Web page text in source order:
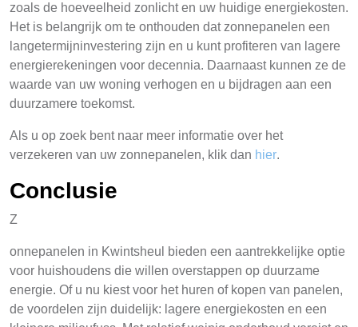
zoals de hoeveelheid zonlicht en uw huidige energiekosten.
Het is belangrijk om te onthouden dat zonnepanelen een
langetermijninvestering zijn en u kunt profiteren van lagere
energierekeningen voor decennia. Daarnaast kunnen ze de
waarde van uw woning verhogen en u bijdragen aan een
duurzamere toekomst.
Als u op zoek bent naar meer informatie over het
verzekeren van uw zonnepanelen, klik dan hier.
Conclusie
Z
onnepanelen in Kwintsheul bieden een aantrekkelijke optie
voor huishoudens die willen overstappen op duurzame
energie. Of u nu kiest voor het huren of kopen van panelen,
de voordelen zijn duidelijk: lagere energiekosten en een